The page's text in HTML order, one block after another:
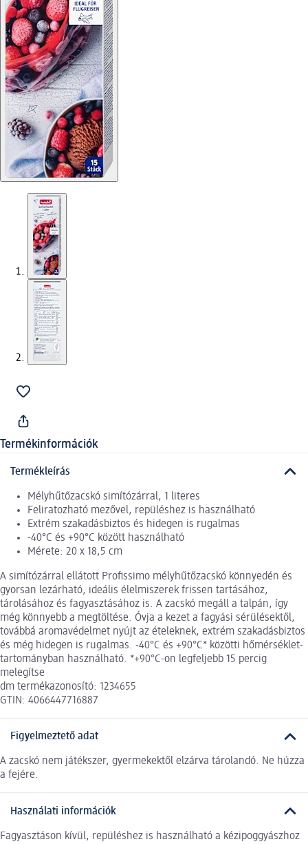
Termékinformációk
Termékleírás
Mélyhűtőzacskó simítózárral, 1 literes
Feliratozható mezővel, repüléshez is használható
Extrém szakadásbiztos és hidegen is rugalmas
-40°C és +90°C között használható
Mérete: 20 x 18,5 cm
A simítózárral ellátott Profissimo mélyhűtőzacskó könnyedén és
gyorsan lezárható, ideális élelmiszerek frissen tartásához,
tárolásához és fagyasztásához is. A zacskó megáll a talpán, így
még könnyebb a megtöltése. Óvja a kezet a fagyási sérülésektől,
továbbá aromavédelmet nyújt az ételeknek, extrém szakadásbiztos
és még hidegen is rugalmas. -40°C és +90°C* közötti hőmérséklet-
tartományban használható. *+90°C-on legfeljebb 15 percig
melegítse
dm termékazonosító: 1234655
GTIN: 4066447716887
Figyelmeztető adat
A zacskó nem játékszer, gyermekektől elzárva tárolandó. Ne húzza
a fejére.
Használati információk
Fagyasztáson kívül, repüléshez is használható a kézipoggyászhoz